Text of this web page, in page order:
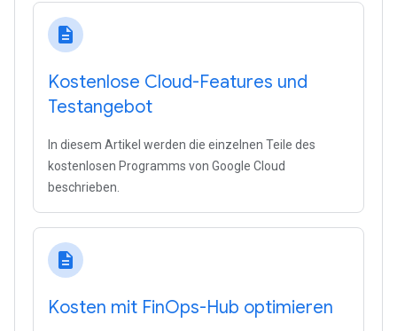
description
Kostenlose Cloud-Features und
Testangebot
In diesem Artikel werden die einzelnen Teile des
kostenlosen Programms von Google Cloud
beschrieben.
description
Kosten mit FinOps-Hub optimieren